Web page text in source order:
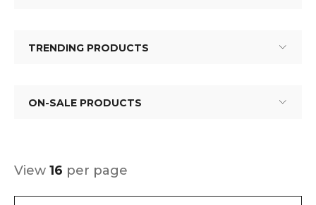
TRENDING PRODUCTS
ON-SALE PRODUCTS
View 16 per page